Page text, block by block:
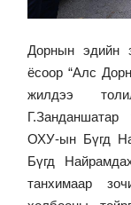
Дорнын эдийн
ёсоор “Алс
жилдээ
Г.Занданшатар
ОХУ-ын Бүгд
Бүгд
танхимаар